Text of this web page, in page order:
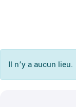
Il n’y a aucun lieu.